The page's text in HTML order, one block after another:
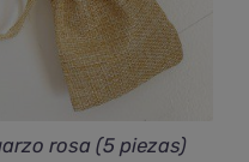
rosa (5 piezas)